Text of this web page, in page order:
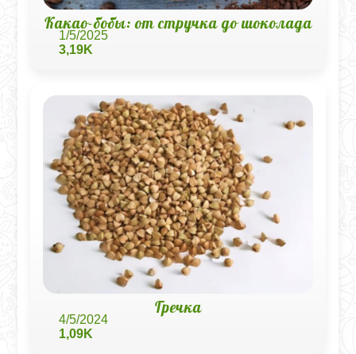
Какао-бобы: от стручка до шоколада
1/5/2025
3,19K
Гречка
4/5/2024
1,09K